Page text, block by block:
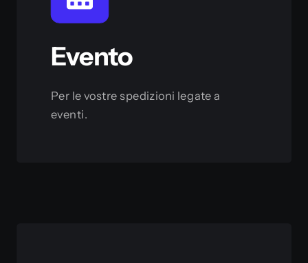
Evento
Per le vostre spedizioni legate a
eventi.